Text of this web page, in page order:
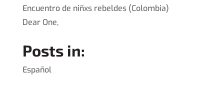
Encuentro de niñxs rebeldes (Colombia)
Dear One,
Posts in:
Español